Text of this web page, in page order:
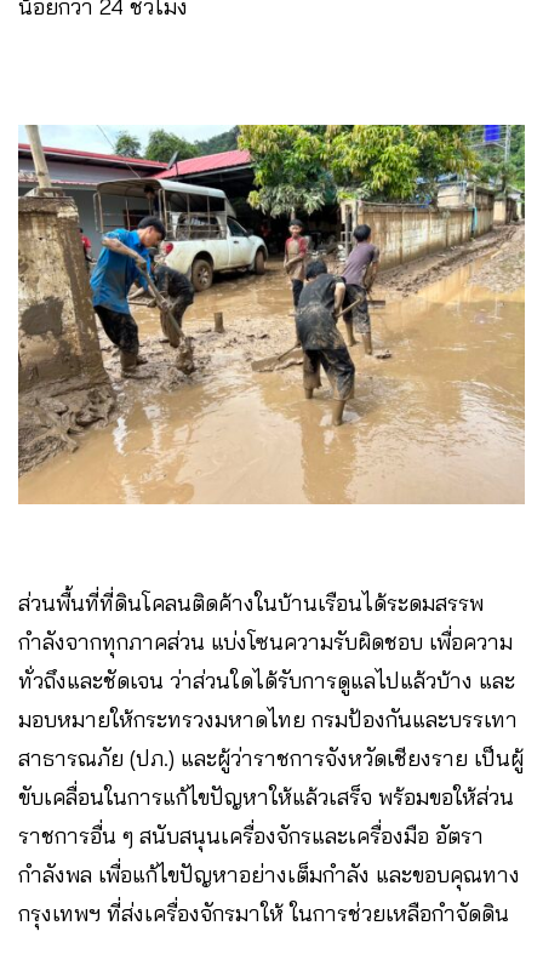
น้อยกว่า 24 ชั่วโมง
ส่วนพื้นที่ที่ดินโคลนติดค้างในบ้านเรือนได้ระดมสรรพ
กำลังจากทุกภาคส่วน แบ่งโซนความรับผิดชอบ​ เพื่อความ
ทั่วถึงและชัดเจน ว่าส่วนใดได้รับการดูแลไปแล้วบ้าง และ
มอบหมายให้กระทรวงมหาดไทย​ กรม​ป้องกันและบรรเทา
สาธารณภัย (ปภ.) และผู้ว่าราชการจังหวัดเชียงราย​ เป็นผู้
ขับเคลื่อนในการแก้ไขปัญหาให้แล้วเสร็จ พร้อมขอให้ส่วน
ราชการอื่น ๆ สนับสนุนเครื่องจักรและเครื่องมือ​ อัตรา
กำลังพล เพื่อแก้ไขปัญหาอย่างเต็มกำลัง และขอบคุณทาง
กรุงเทพฯ ที่ส่งเครื่องจักรมาให้​ ในการช่วยเหลือกำจัดดิน